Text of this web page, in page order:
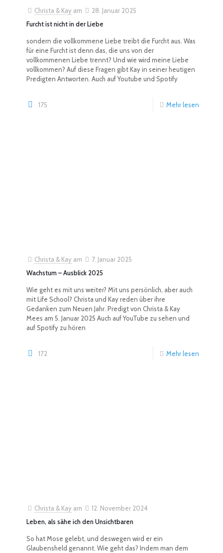
Christa & Kay am
28. Januar 2025
Furcht ist nicht in der Liebe
sondern die vollkommene Liebe treibt die Furcht aus. Was
für eine Furcht ist denn das, die uns von der
vollkommenen Liebe trennt? Und wie wird meine Liebe
vollkommen? Auf diese Fragen gibt Kay in seiner heutigen
Predigten Antworten. Auch auf Youtube und Spotify
175 Mehr lesen
Christa & Kay am
7. Januar 2025
Wachstum – Ausblick 2025
Wie geht es mit uns weiter? Mit uns persönlich, aber auch
mit Life School? Christa und Kay reden über ihre
Gedanken zum Neuen Jahr. Predigt von Christa & Kay
Mees am 5. Januar 2025 Auch auf YouTube zu sehen und
auf Spotify zu hören
172 Mehr lesen
Christa & Kay am
12. November 2024
Leben, als sähe ich den Unsichtbaren
So hat Mose gelebt, und deswegen wird er ein
Glaubensheld genannt. Wie geht das? Indem man dem